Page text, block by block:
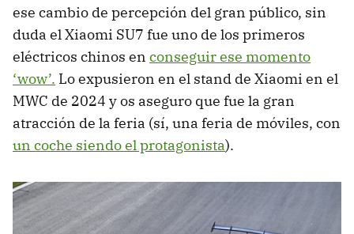
ese cambio de percepción del gran público, sin
duda el Xiaomi SU7 fue uno de los primeros
eléctricos chinos en conseguir ese momento
‘wow’. Lo expusieron en el stand de Xiaomi en el
MWC de 2024 y os aseguro que fue la gran
atracción de la feria (sí, una feria de móviles, con
un coche siendo el protagonista).